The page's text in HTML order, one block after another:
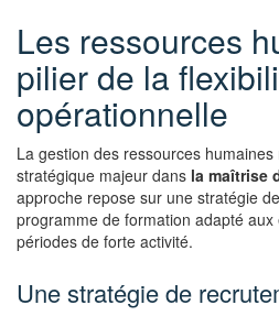
Les ressources
pilier de la
opérationnelle
La gestion des ressources
stratégique majeur dans la maîtrise
approche repose sur une stratégie
programme de formation adapté
périodes de forte activité.
Une stratégie de